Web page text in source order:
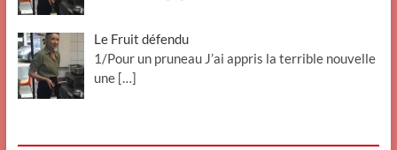
Le Fruit défendu
1/Pour un pruneau J’ai appris la terrible nouvelle
une […]